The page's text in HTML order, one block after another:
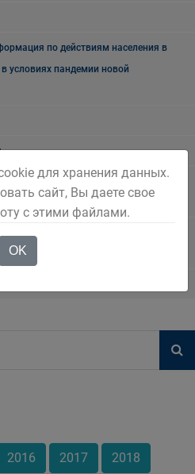
по действиям населения в
условиях пандемии новой
истории нашего города и края.
2016 2017 2018
для хранения данных.
сайт, Вы даете свое
с этими файлами.
OK